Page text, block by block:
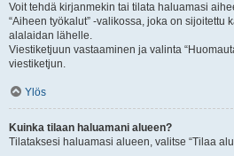
Voit tehdä kirjanmekin tai tilata haluamasi
“Aiheen työkalut” -valikossa, joka on sijoitettu
alalaidan lähelle.
Viestiketjuun vastaaminen ja valinta
viestiketjun.
Ylös
Kuinka tilaan haluamani alueen?
Tilataksesi haluamasi alueen, valitse “Tilaa